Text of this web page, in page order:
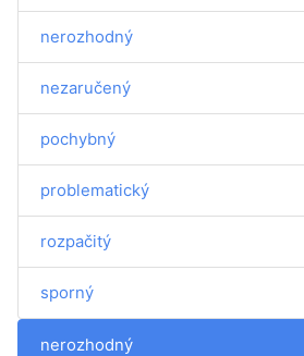
nerozhodný
nezaručený
pochybný
problematický
rozpačitý
sporný
nerozhodný